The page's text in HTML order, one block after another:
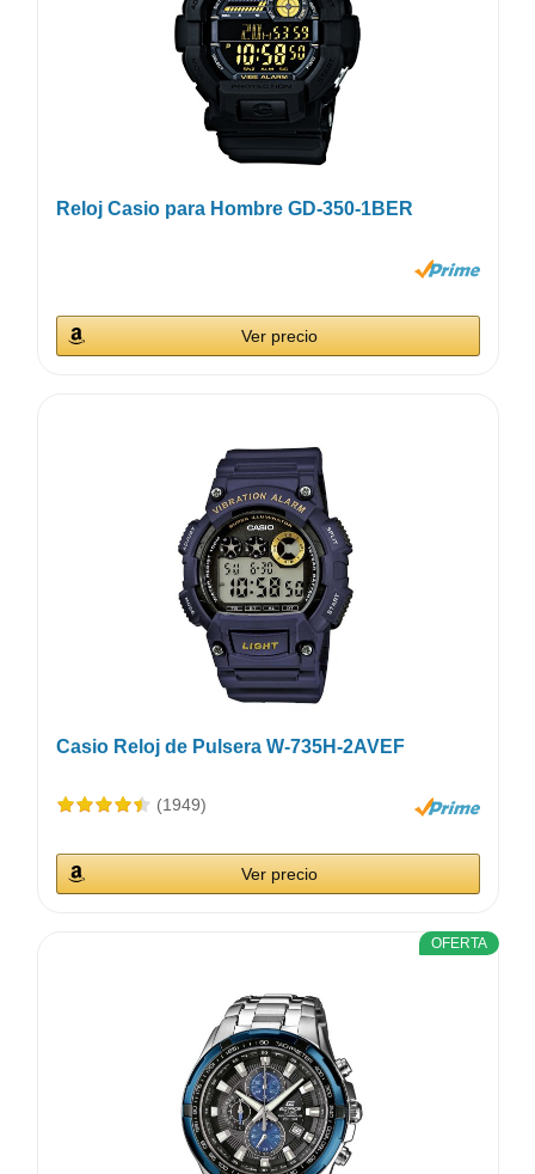
Reloj Casio para Hombre GD-350-1BER
Ver precio
Casio Reloj de Pulsera W-735H-2AVEF
(1949)
Ver precio
OFERTA